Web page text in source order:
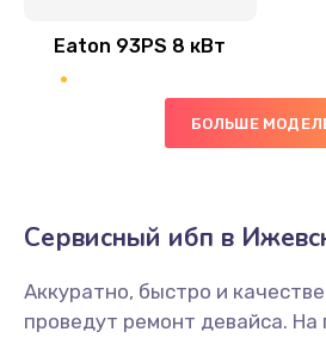
Eaton 93PS 8 кВт
БОЛЬШЕ
Сервисный ибп в
Аккуратно, быстро и
проведут ремонт девайса.